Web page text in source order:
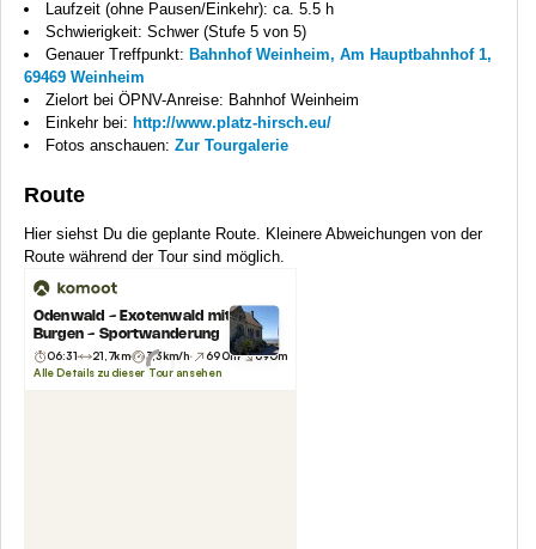
Laufzeit (ohne Pausen/Einkehr): ca. 5.5 h
Schwierigkeit: Schwer (Stufe 5 von 5)
Genauer Treffpunkt: Bahnhof Weinheim, Am Hauptbahnhof 1,
69469 Weinheim
Zielort bei ÖPNV-Anreise: Bahnhof Weinheim
Einkehr bei: http://www.platz-hirsch.eu/
Fotos anschauen: Zur Tourgalerie
Route
Hier siehst Du die geplante Route. Kleinere Abweichungen von der
Route während der Tour sind möglich.